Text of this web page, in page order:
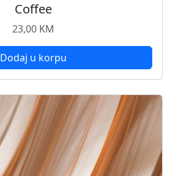
Coffee
23,00 KM
Dodaj u korpu